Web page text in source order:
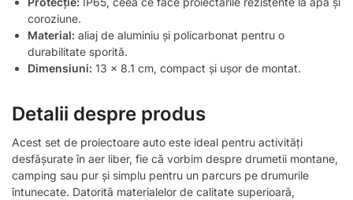
coroziune.
Material: aliaj de aluminiu și policarbonat pentru o
durabilitate sporită.
Dimensiuni: 13 x 8.1 cm, compact și ușor de montat.
Detalii despre produs
Acest set de proiectoare auto este ideal pentru activități
desfășurate în aer liber, fie că vorbim despre drumetii montane,
camping sau pur și simplu pentru un parcurs pe drumurile
întunecate. Datorită materialelor de calitate superioară,